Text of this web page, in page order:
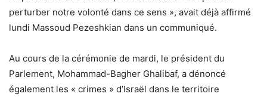
perturber notre volonté dans ce sens », avait déjà affirmé
lundi Massoud Pezeshkian dans un communiqué.
Au cours de la cérémonie de mardi, le président du
Parlement, Mohammad-Bagher Ghalibaf, a dénoncé
également les « crimes » d’Israël dans le territoire